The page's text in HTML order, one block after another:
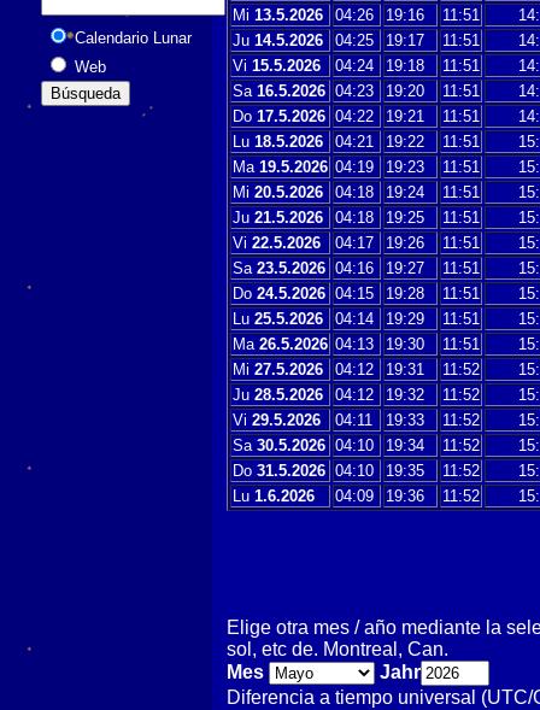
Mi 13.5.2026 04:26 19:16 11:51
Ju 14.5.2026 04:25 19:17 11:51
Vi 15.5.2026 04:24 19:18 11:51
Sa 16.5.2026 04:23 19:20 11:51
Do 17.5.2026 04:22 19:21 11:51
Lu 18.5.2026 04:21 19:22 11:51
Ma 19.5.2026 04:19 19:23 11:51
Mi 20.5.2026 04:18 19:24 11:51
Ju 21.5.2026 04:18 19:25 11:51
Vi 22.5.2026 04:17 19:26 11:51
Sa 23.5.2026 04:16 19:27 11:51
Do 24.5.2026 04:15 19:28 11:51
Lu 25.5.2026 04:14 19:29 11:51
Ma 26.5.2026 04:13 19:30 11:51
Mi 27.5.2026 04:12 19:31 11:52
Ju 28.5.2026 04:12 19:32 11:52
Vi 29.5.2026 04:11 19:33 11:52
Sa 30.5.2026 04:10 19:34 11:52
Do 31.5.2026 04:10 19:35 11:52
Lu 1.6.2026 04:09 19:36 11:52
Elige otra mes / año mediante la
sol, etc de. Montreal, Can.
Mes
Jahr
Diferencia a tiempo universal
Calendario Lunar
Web